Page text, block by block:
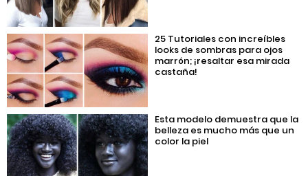
25 Tutoriales con increíbles
looks de sombras para ojos
marrón; ¡resaltar esa mirada
castaña!
Esta modelo demuestra que la
belleza es mucho más que un
color la piel